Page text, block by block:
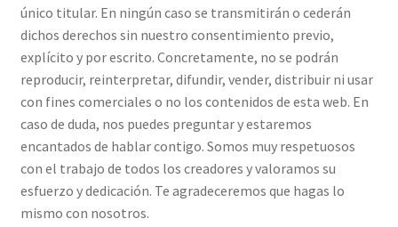
único titular. En ningún caso se transmitirán o cederán
dichos derechos sin nuestro consentimiento previo,
explícito y por escrito. Concretamente, no se podrán
reproducir, reinterpretar, difundir, vender, distribuir ni usar
con fines comerciales o no los contenidos de esta web. En
caso de duda, nos puedes preguntar y estaremos
encantados de hablar contigo. Somos muy respetuosos
con el trabajo de todos los creadores y valoramos su
esfuerzo y dedicación. Te agradeceremos que hagas lo
mismo con nosotros.